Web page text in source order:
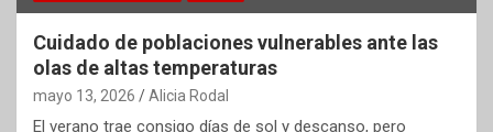
Cuidado de poblaciones vulnerables ante las
olas de altas temperaturas
mayo 13, 2026 Alicia Rodal
El verano trae consigo días de sol y descanso, pero